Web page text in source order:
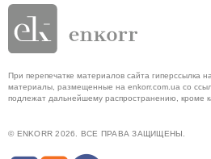
При перепечатке материалов сайта гиперссылка
материалы, размещенные на enkorr.com.ua со
подлежат дальнейшему распространению, кроме
© ENKORR 2026. ВСЕ ПРАВА ЗАЩИЩЕНЫ.